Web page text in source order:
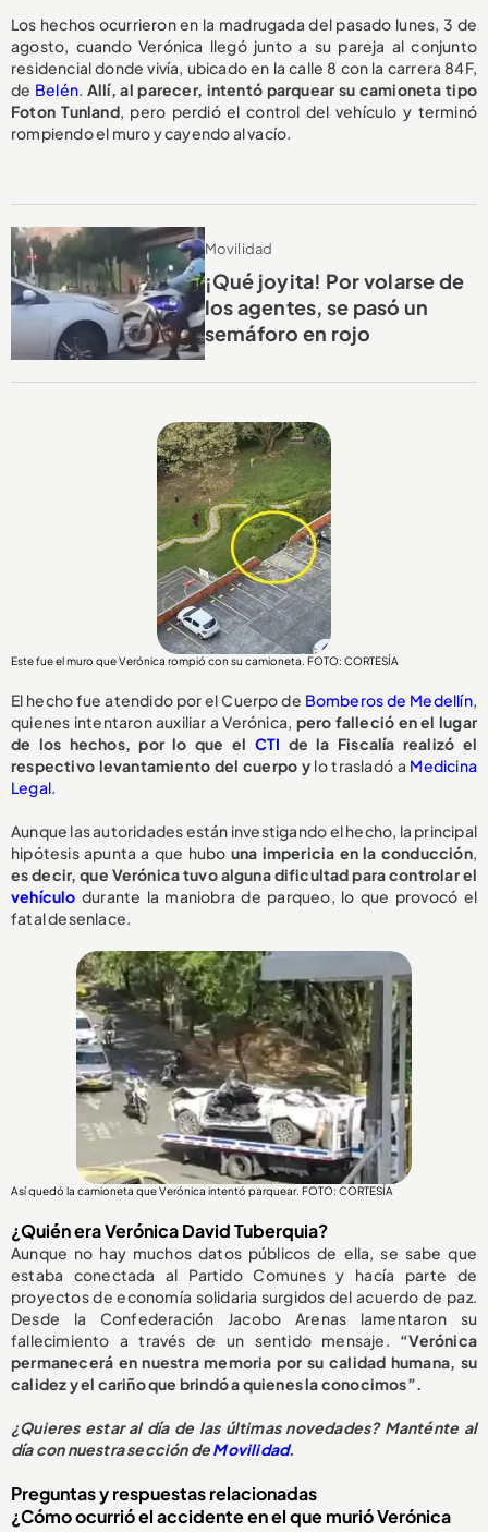
Los hechos ocurrieron en la madrugada del pasado lunes, 3 de
agosto, cuando Verónica llegó junto a su pareja al conjunto
residencial donde vivía, ubicado en la calle 8 con la carrera 84F,
de Belén. Allí, al parecer, intentó parquear su camioneta tipo
Foton Tunland, pero perdió el control del vehículo y terminó
rompiendo el muro y cayendo al vacío.
Movilidad
¡Qué joyita! Por volarse de
los agentes, se pasó un
semáforo en rojo
Este fue el muro que Verónica rompió con su camioneta. FOTO: CORTESÍA
El hecho fue atendido por el Cuerpo de Bomberos de Medellín,
quienes intentaron auxiliar a Verónica, pero falleció en el lugar
de los hechos, por lo que el CTI de la Fiscalía realizó el
respectivo levantamiento del cuerpo y lo trasladó a Medicina
Legal.
Aunque las autoridades están investigando el hecho, la principal
hipótesis apunta a que hubo una impericia en la conducción,
es decir, que Verónica tuvo alguna dificultad para controlar el
vehículo durante la maniobra de parqueo, lo que provocó el
fatal desenlace.
Así quedó la camioneta que Verónica intentó parquear. FOTO: CORTESÍA
¿Quién era Verónica David Tuberquia?
Aunque no hay muchos datos públicos de ella, se sabe que
estaba conectada al Partido Comunes y hacía parte de
proyectos de economía solidaria surgidos del acuerdo de paz.
Desde la Confederación Jacobo Arenas lamentaron su
fallecimiento a través de un sentido mensaje. “Verónica
permanecerá en nuestra memoria por su calidad humana, su
calidez y el cariño que brindó a quienes la conocimos”.
¿Quieres estar al día de las últimas novedades? Manténte al
día con nuestra sección deMovilidad.
Preguntas y respuestas relacionadas
¿Cómo ocurrió el accidente en el que murió Verónica